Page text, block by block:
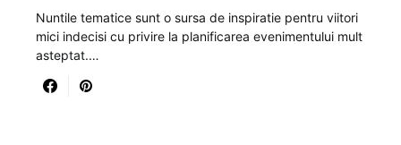
Nuntile tematice sunt o sursa de inspiratie pentru viitori
mici indecisi cu privire la planificarea evenimentului mult
asteptat.…